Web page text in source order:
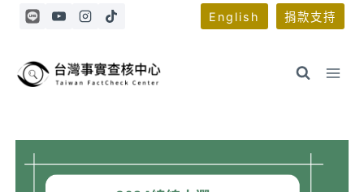
Skip
English 捐款支持